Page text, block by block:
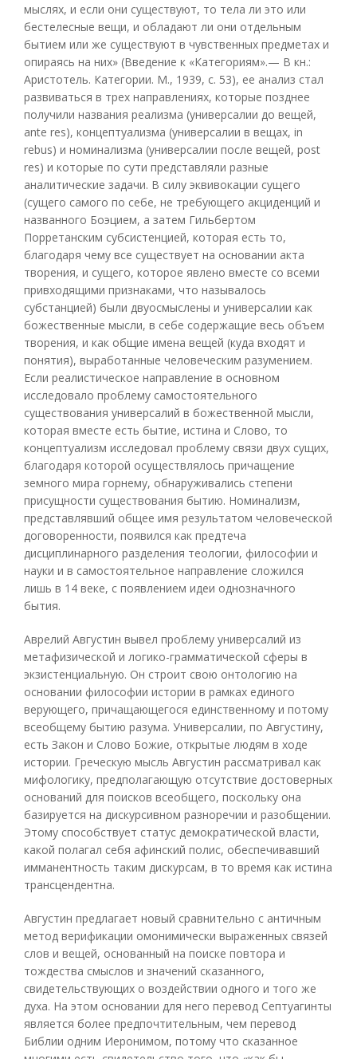
мыслях, и если они существуют, то тела ли это или
бестелесные вещи, и обладают ли они отдельным
бытием или же существуют в чувственных предметах и
опираясь на них» (Введение к «Категориям».— В кн.:
Аристотель. Категории. М., 1939, с. 53), ее анализ стал
развиваться в трех направлениях, которые позднее
получили названия реализма (универсалии до вещей,
ante res), концептуализма (универсалии в вещах, in
rebus) и номинализма (универсалии после вещей, post
res) и которые по сути представляли разные
аналитические задачи. В силу эквивокации сущего
(сущего самого по себе, не требующего акциденций и
названного Боэцием, а затем Гильбертом
Порретанским субсистенцией, которая есть то,
благодаря чему все существует на основании акта
творения, и сущего, которое явлено вместе со всеми
привходящими признаками, что называлось
субстанцией) были двуосмыслены и универсалии как
божественные мысли, в себе содержащие весь объем
творения, и как общие имена вещей (куда входят и
понятия), выработанные человеческим разумением.
Если реалистическое направление в основном
исследовало проблему самостоятельного
существования универсалий в божественной мысли,
которая вместе есть бытие, истина и Слово, то
концептуализм исследовал проблему связи двух сущих,
благодаря которой осуществлялось причащение
земного мира горнему, обнаруживались степени
присущности существования бытию. Номинализм,
представлявший общее имя результатом человеческой
договоренности, появился как предтеча
дисциплинарного разделения теологии, философии и
науки и в самостоятельное направление сложился
лишь в 14 веке, с появлением идеи однозначного
бытия.
Аврелий Августин вывел проблему универсалий из
метафизической и логико-грамматической сферы в
экзистенциальную. Он строит свою онтологию на
основании философии истории в рамках единого
верующего, причащающегося единственному и потому
всеобщему бытию разума. Универсалии, по Августину,
есть Закон и Слово Божие, открытые людям в ходе
истории. Греческую мысль Августин рассматривал как
мифологику, предполагающую отсутствие достоверных
оснований для поисков всеобщего, поскольку она
базируется на дискурсивном разноречии и разобщении.
Этому способствует статус демократической власти,
какой полагал себя афинский полис, обеспечивавший
имманентность таким дискурсам, в то время как истина
трансцендентна.
Августин предлагает новый сравнительно с античным
метод верификации омонимически выраженных связей
слов и вещей, основанный на поиске повтора и
тождества смыслов и значений сказанного,
свидетельствующих о воздействии одного и того же
духа. На этом основании для него перевод Септуагинты
является более предпочтительным, чем перевод
Библии одним Иеронимом, потому что сказанное